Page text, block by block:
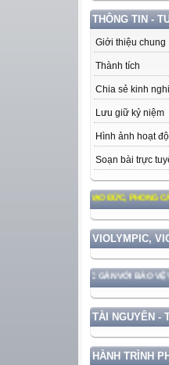
THÔNG TIN -
Giới thiệu chung
Thành tích
Chia sẻ kinh
Lưu giữ kỷ niệm
Hình ảnh hoạt
Soạn bài trực
TƯ TƯỞNG, ĐẠO ĐỨC, PHONG CÁCH
VIOLYMPIC,
TRIỂN ĐẤT NƯỚC GẮN VỚI BẢO VỆ
TÀI NGUYÊN -
HÀNH TRÌNH